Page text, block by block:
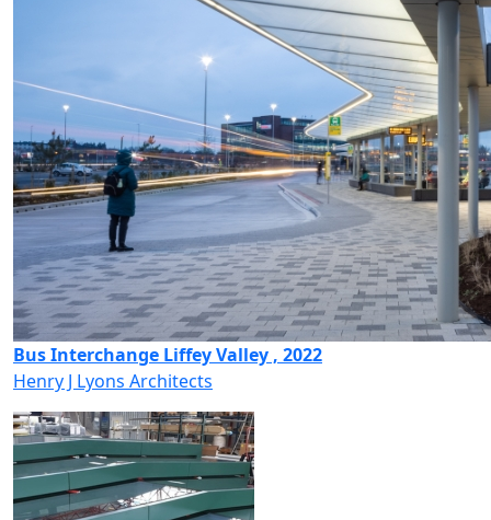
Bus Interchange Liffey Valley , 2022
Henry J Lyons Architects